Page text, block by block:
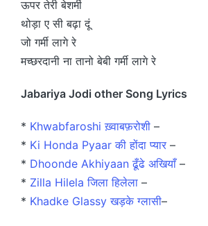
ऊपर तेरी बेशर्मी
थोड़ा ए सी बढ़ा दूं
जो गर्मी लागे रे
मच्छरदानी ना तानो बेबी गर्मी लागे रे
Jabariya Jodi other Song Lyrics
* Khwabfaroshi ख़्वाबफ़रोशी –
* Ki Honda Pyaar की होंदा प्यार –
* Dhoonde Akhiyaan ढूँढे अखियाँ –
* Zilla Hilela जिला हिलेला –
* Khadke Glassy खड़के ग्लासी–